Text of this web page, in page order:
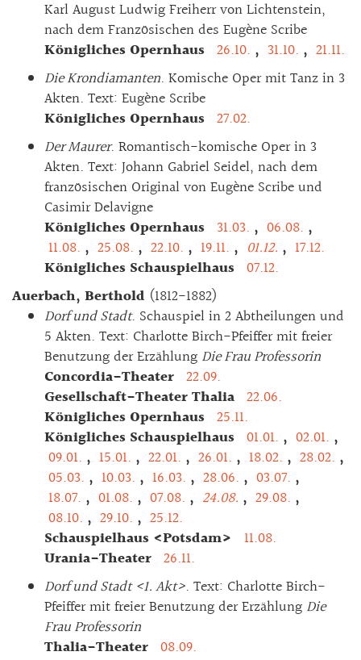
Karl August Ludwig Freiherr von Lichtenstein,
nach dem Französischen des Eugène Scribe
Königliches Opernhaus 26.10. , 31.10. , 21.11.
Die Krondiamanten. Komische Oper mit Tanz in 3
Akten. Text: Eugène Scribe
Königliches Opernhaus 27.02.
Der Maurer. Romantisch-komische Oper in 3
Akten. Text: Johann Gabriel Seidel, nach dem
französischen Original von Eugène Scribe und
Casimir Delavigne
Königliches Opernhaus 31.03. , 06.08. ,
11.08. , 25.08. , 22.10. , 19.11. , 01.12. , 17.12.
Königliches Schauspielhaus 07.12.
Auerbach, Berthold (1812-1882)
Dorf und Stadt. Schauspiel in 2 Abtheilungen und
5 Akten. Text: Charlotte Birch-Pfeiffer mit freier
Benutzung der Erzählung Die Frau Professorin
Concordia-Theater 22.09.
Gesellschaft-Theater Thalia 22.06.
Königliches Opernhaus 25.11.
Königliches Schauspielhaus 01.01. , 02.01. ,
09.01. , 15.01. , 22.01. , 26.01. , 18.02. , 28.02. ,
05.03. , 10.03. , 16.03. , 28.06. , 03.07. ,
18.07. , 01.08. , 07.08. , 24.08. , 29.08. ,
08.10. , 29.10. , 25.12.
Schauspielhaus <Potsdam> 11.08.
Urania-Theater 26.11.
Dorf und Stadt <1. Akt>. Text: Charlotte Birch-
Pfeiffer mit freier Benutzung der Erzählung Die
Frau Professorin
Thalia-Theater 08.09.